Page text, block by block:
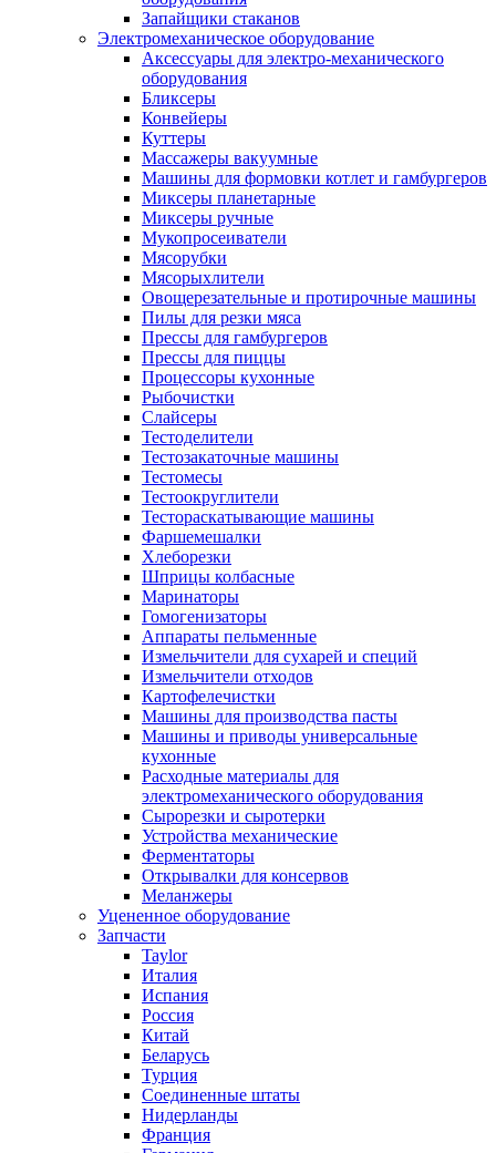
Запайщики стаканов
Электромеханическое оборудование
Аксессуары для электро-механического
оборудования
Бликсеры
Конвейеры
Куттеры
Массажеры вакуумные
Машины для формовки котлет и гамбургеров
Миксеры планетарные
Миксеры ручные
Мукопросеиватели
Мясорубки
Мясорыхлители
Овощерезательные и протирочные машины
Пилы для резки мяса
Прессы для гамбургеров
Прессы для пиццы
Процессоры кухонные
Рыбочистки
Слайсеры
Тестоделители
Тестозакаточные машины
Тестомесы
Тестоокруглители
Тестораскатывающие машины
Фаршемешалки
Хлеборезки
Шприцы колбасные
Маринаторы
Гомогенизаторы
Аппараты пельменные
Измельчители для сухарей и специй
Измельчители отходов
Картофелечистки
Машины для производства пасты
Машины и приводы универсальные
кухонные
Расходные материалы для
электромеханического оборудования
Сырорезки и сыротерки
Устройства механические
Ферментаторы
Открывалки для консервов
Меланжеры
Уцененное оборудование
Запчасти
Taylor
Италия
Испания
Россия
Китай
Беларусь
Турция
Соединенные штаты
Нидерланды
Франция